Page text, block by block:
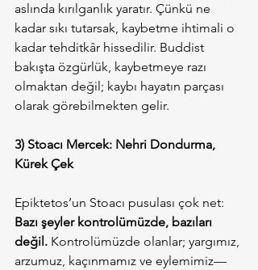
aslında kırılganlık yaratır. Çünkü ne
kadar sıkı tutarsak, kaybetme ihtimali o
kadar tehditkâr hissedilir. Buddist
bakışta özgürlük, kaybetmeye razı
olmaktan değil; kaybı hayatın parçası
olarak görebilmekten gelir.
3) Stoacı Mercek: Nehri Dondurma,
Kürek Çek
Epiktetos’un Stoacı pusulası çok net:
Bazı şeyler kontrolümüzde, bazıları
değil. Kontrolümüzde olanlar; yargımız,
arzumuz, kaçınmamız ve eylemimiz—